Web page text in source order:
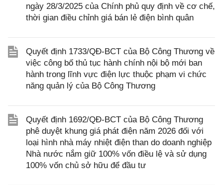
ngày 28/3/2025 của Chính phủ quy định về cơ chế,
thời gian điều chỉnh giá bán lẻ điện bình quân
Quyết định 1733/QĐ-BCT của Bộ Công Thương về
việc công bố thủ tục hành chính nội bộ mới ban
hành trong lĩnh vực điện lực thuộc phạm vi chức
năng quản lý của Bộ Công Thương
Quyết định 1692/QĐ-BCT của Bộ Công Thương
phê duyệt khung giá phát điện năm 2026 đối với
loại hình nhà máy nhiệt điện than do doanh nghiệp
Nhà nước nắm giữ 100% vốn điều lệ và sử dụng
100% vốn chủ sở hữu để đầu tư